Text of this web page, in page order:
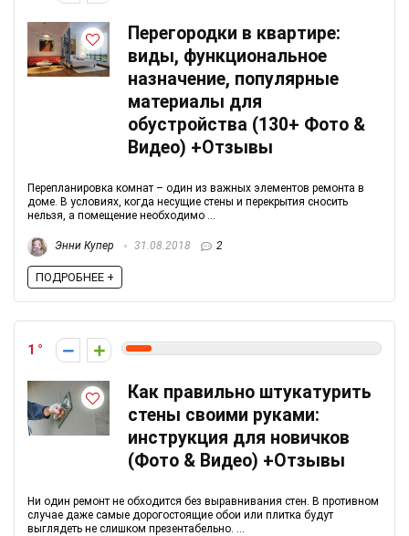
Перегородки в квартире:
виды, функциональное
назначение, популярные
материалы для
обустройства (130+ Фото &
Видео) +Отзывы
Перепланировка комнат – один из важных элементов ремонта в
доме. В условиях, когда несущие стены и перекрытия сносить
нельзя, а помещение необходимо ...
Энни Купер 31.08.2018 2
ПОДРОБНЕЕ +
1
Как правильно штукатурить
стены своими руками:
инструкция для новичков
(Фото & Видео) +Отзывы
Ни один ремонт не обходится без выравнивания стен. В противном
случае даже самые дорогостоящие обои или плитка будут
выглядеть не слишком презентабельно. ...